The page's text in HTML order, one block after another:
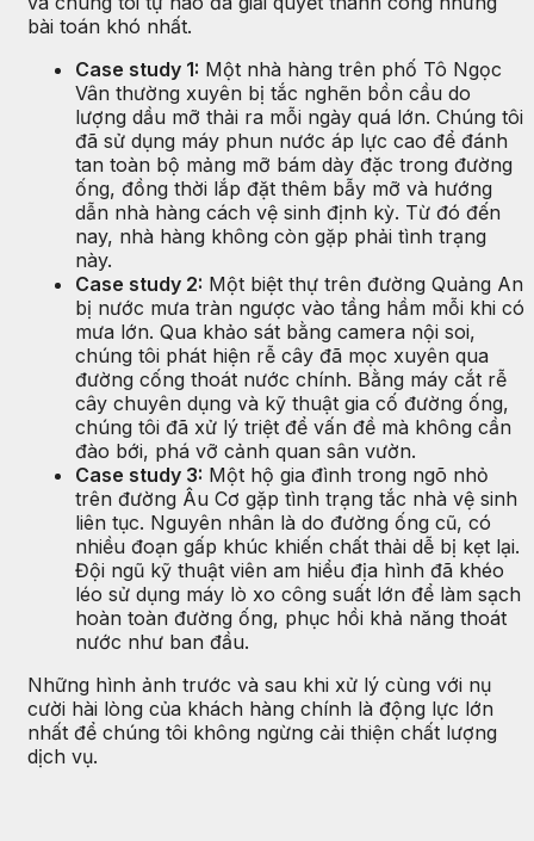
bài toán khó nhất.
Case study 1: Một nhà hàng trên phố Tô Ngọc
Vân thường xuyên bị tắc nghẽn bồn cầu do
lượng dầu mỡ thải ra mỗi ngày quá lớn. Chúng tôi
đã sử dụng máy phun nước áp lực cao để đánh
tan toàn bộ mảng mỡ bám dày đặc trong đường
ống, đồng thời lắp đặt thêm bẫy mỡ và hướng
dẫn nhà hàng cách vệ sinh định kỳ. Từ đó đến
nay, nhà hàng không còn gặp phải tình trạng
này.
Case study 2: Một biệt thự trên đường Quảng An
bị nước mưa tràn ngược vào tầng hầm mỗi khi có
mưa lớn. Qua khảo sát bằng camera nội soi,
chúng tôi phát hiện rễ cây đã mọc xuyên qua
đường cống thoát nước chính. Bằng máy cắt rễ
cây chuyên dụng và kỹ thuật gia cố đường ống,
chúng tôi đã xử lý triệt để vấn đề mà không cần
đào bới, phá vỡ cảnh quan sân vườn.
Case study 3: Một hộ gia đình trong ngõ nhỏ
trên đường Âu Cơ gặp tình trạng tắc nhà vệ sinh
liên tục. Nguyên nhân là do đường ống cũ, có
nhiều đoạn gấp khúc khiến chất thải dễ bị kẹt lại.
Đội ngũ kỹ thuật viên am hiểu địa hình đã khéo
léo sử dụng máy lò xo công suất lớn để làm sạch
hoàn toàn đường ống, phục hồi khả năng thoát
nước như ban đầu.
Những hình ảnh trước và sau khi xử lý cùng với nụ
cười hài lòng của khách hàng chính là động lực lớn
nhất để chúng tôi không ngừng cải thiện chất lượng
dịch vụ.